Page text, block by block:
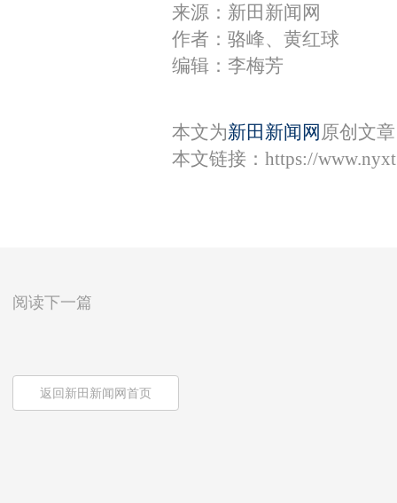
来源：新田新闻网
作者：骆峰、黄红球
编辑：李梅芳
本文为新田新闻网 原创文
本文链接： https://
阅读下一篇
返回新田新闻网首页